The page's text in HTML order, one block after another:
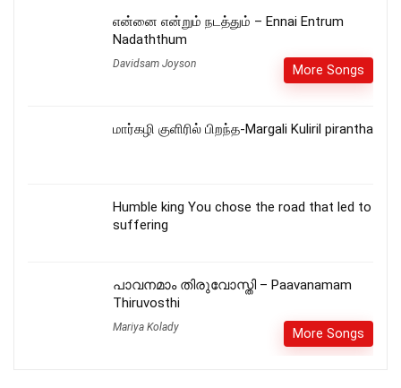
என்னை என்றும் நடத்தும் – Ennai Entrum
Nadaththum
Davidsam Joyson More Songs
மார்கழி குளிரில் பிறந்த-Margali Kuliril pirantha
Humble king You chose the road that led to
suffering
പാവനമാം തിരുവോസ്തി – Paavanamam
Thiruvosthi
Mariya Kolady More Songs